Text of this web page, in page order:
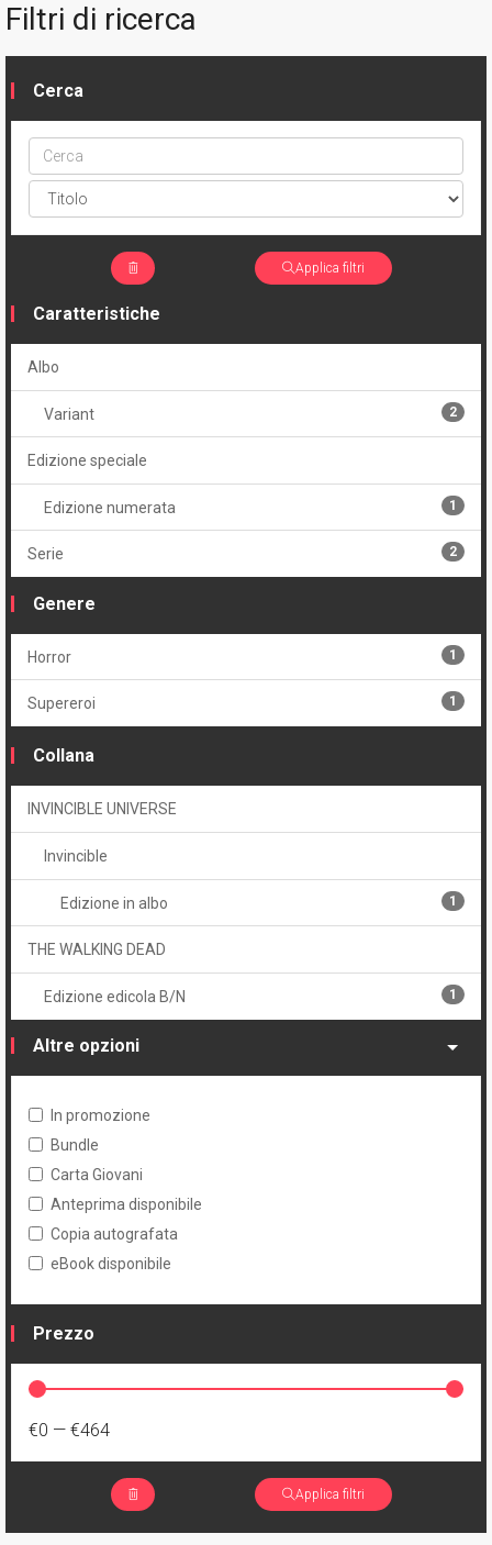
Filtri di ricerca
Cerca
Cerca
ptype
Applica filtri
Caratteristiche
Albo
Variant 2
Edizione speciale
Edizione numerata 1
Serie 2
Genere
Horror 1
Supereroi 1
Collana
INVINCIBLE UNIVERSE
Invincible
Edizione in albo 1
THE WALKING DEAD
Edizione edicola B/N 1
Altre opzioni
In promozione
Bundle
Carta Giovani
Anteprima disponibile
Copia autografata
eBook disponibile
Prezzo
€0 — €464
Applica filtri